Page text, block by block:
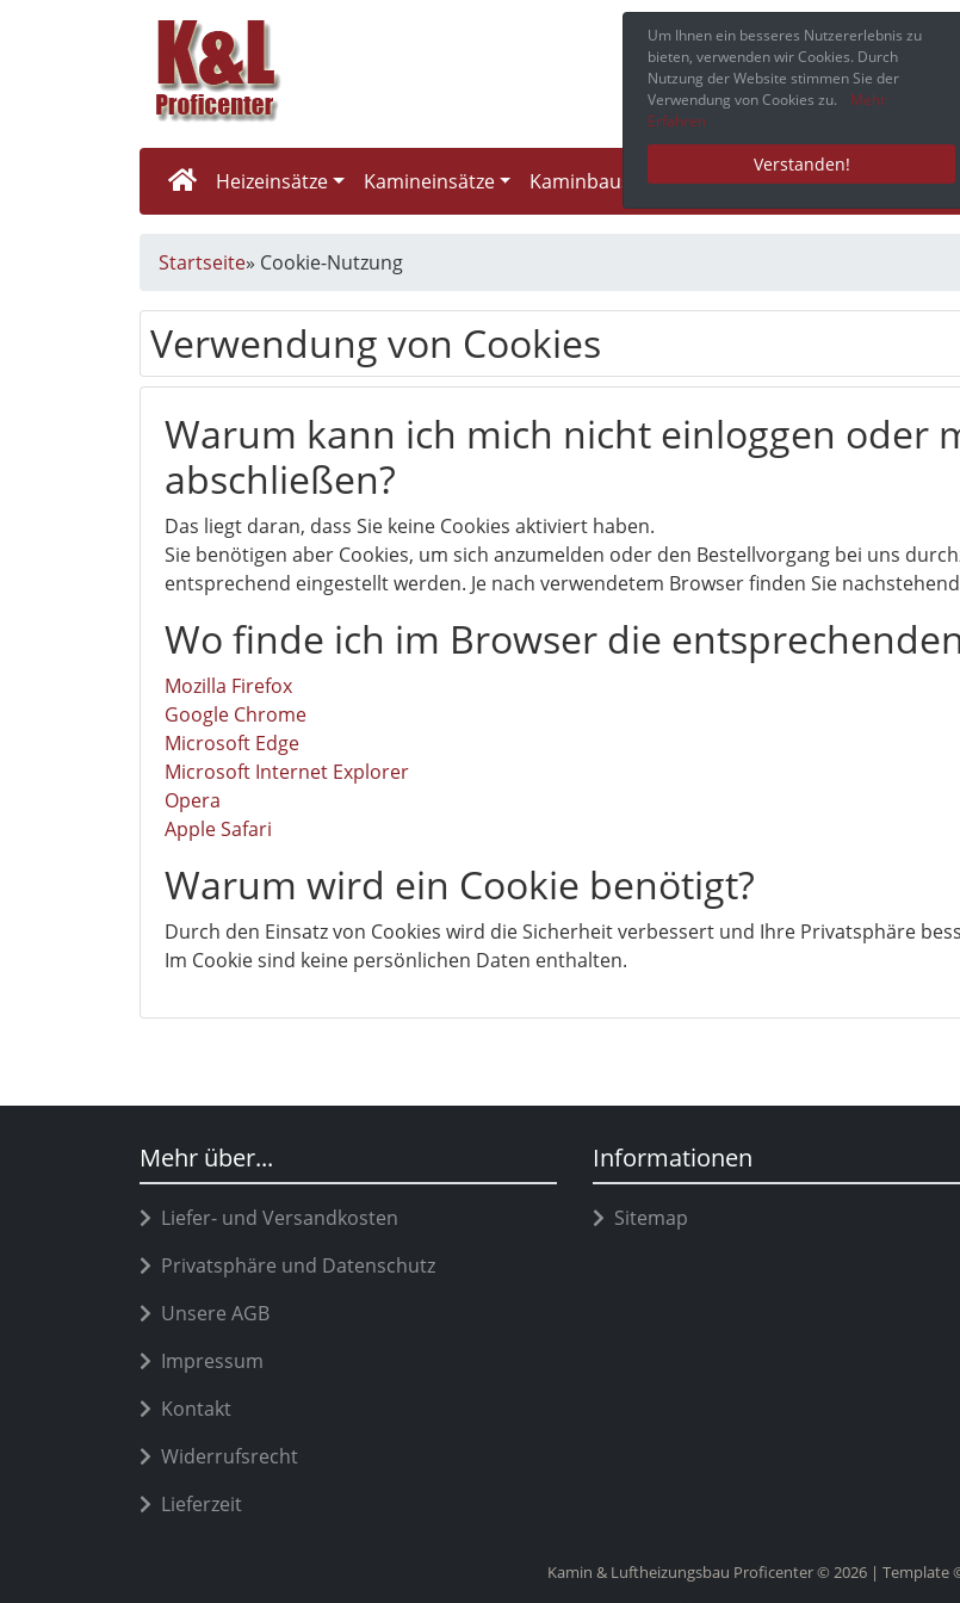
Heizeinsätze Kamineinsätze Kaminbausätze Rauchrohre CB-tec
Startseite» Cookie-Nutzung
Verwendung von Cookies
Warum kann ich mich nicht einloggen oder
abschließen?
Das liegt daran, dass Sie keine Cookies aktiviert haben.
Sie benötigen aber Cookies, um sich anzumelden oder den Bestellvorgang bei uns
entsprechend eingestellt werden. Je nach verwendetem Browser finden Sie
Wo finde ich im Browser die
Mozilla Firefox
Google Chrome
Microsoft Edge
Microsoft Internet Explorer
Opera
Apple Safari
Warum wird ein Cookie benötigt?
Durch den Einsatz von Cookies wird die Sicherheit verbessert und Ihre Privatsphäre
Im Cookie sind keine persönlichen Daten enthalten.
Mehr über...
Liefer- und Versandkosten
Privatsphäre und Datenschutz
Unsere AGB
Impressum
Kontakt
Widerrufsrecht
Lieferzeit
Informationen
Sitemap
Kamin & Luftheizungsbau Proficenter © 2026 | Template
Um Ihnen ein besseres Nutzererlebnis zu
bieten, verwenden wir Cookies. Durch
Nutzung der Website stimmen Sie der
Verwendung von Cookies zu.
Mehr
Erfahren
Verstanden!